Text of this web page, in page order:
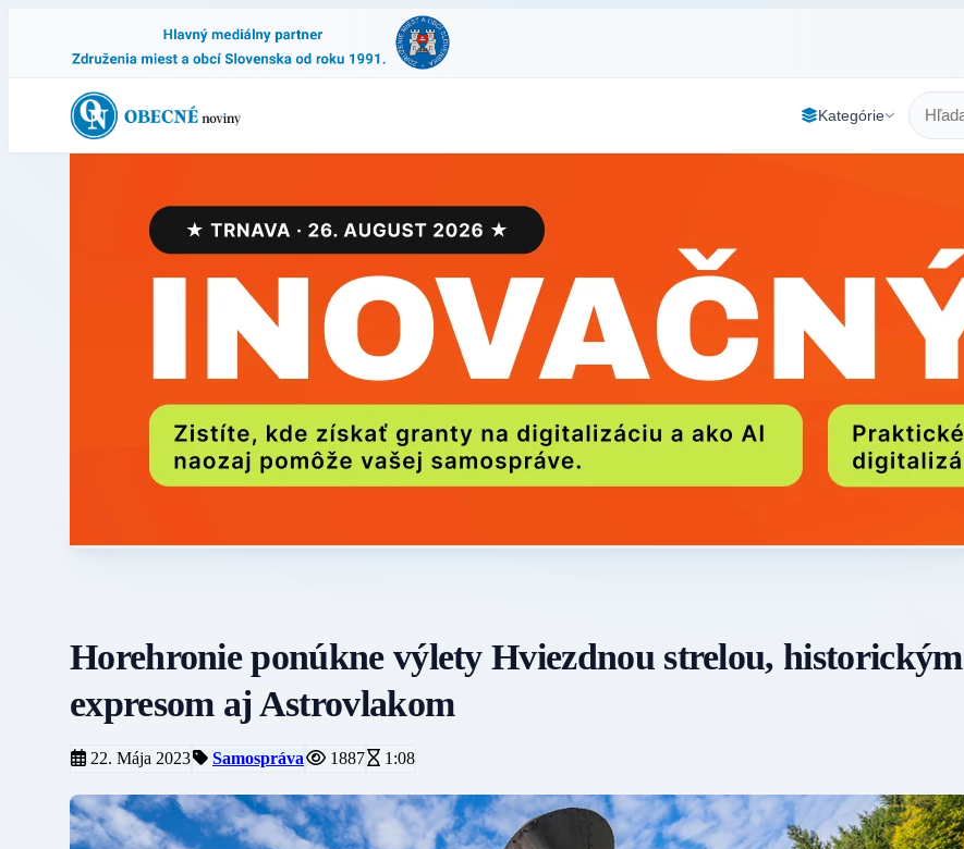
Kategórie
Horehronie ponúkne výlety Hviezdnou strelou, historickým
expresom aj Astrovlakom
22. Mája 2023 Samospráva 1887 1:08